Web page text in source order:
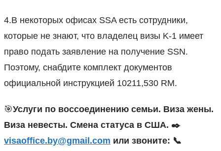
4.В некоторых офисах SSA есть сотрудники,
которые не знают, что владелец визы K-1 имеет
право подать заявление на получение SSN.
Поэтому, снабдите комплект документов
официальной инструкцией 10211,530 RM.
🎯Услуги по воссоединению семьи. Виза жены.
Виза невесты. Смена статуса в США. ✒️
visaoffice.by@gmail.com или звоните: 📞